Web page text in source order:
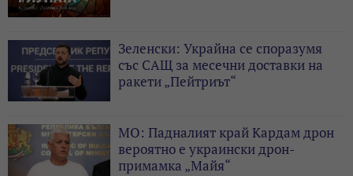
Зеленски: Украйна се споразумя
със САЩ за месечни доставки на
ракети „Пейтриът“
МО: Падналият край Кардам дрон
вероятно е украински дрон-
примамка „Майя“